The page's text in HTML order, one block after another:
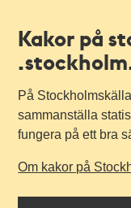
Kakor på
På
sammanställa
fungera på ett bra
Om kakor på